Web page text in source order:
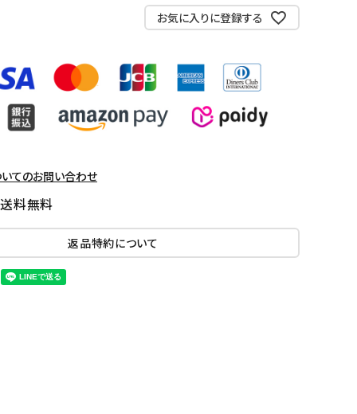
お気に入りに登録する
てのお問い合わせ
料無料
返品特約について